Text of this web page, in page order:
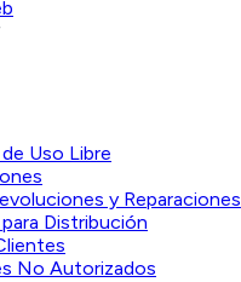
Uso Libre
y Reparaciones
Distribución
No Autorizados